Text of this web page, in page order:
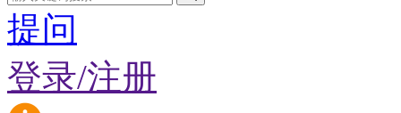
提问
登录/注册